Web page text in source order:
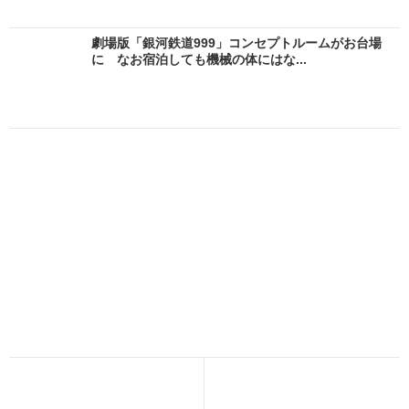
劇場版「銀河鉄道999」コンセプトルームがお台場
に なお宿泊しても機械の体にはな...